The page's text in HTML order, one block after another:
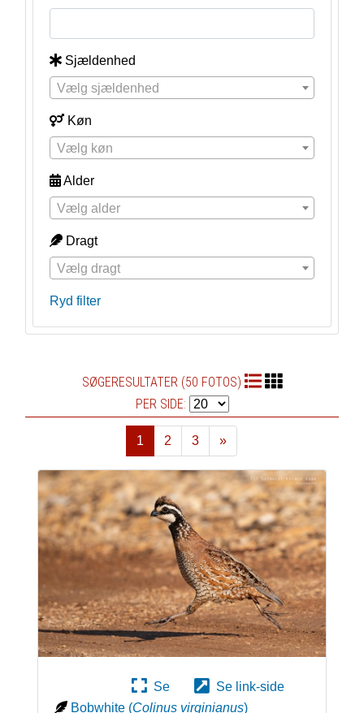
Sjældenhed
Vælg sjældenhed
Køn
Vælg køn
Alder
Vælg alder
Dragt
Vælg dragt
Ryd filter
SØGERESULTATER (50 FOTOS)
PER SIDE:
1 2 3
»
Næste
Se
Se link-side
Bobwhite (Colinus virginianus)